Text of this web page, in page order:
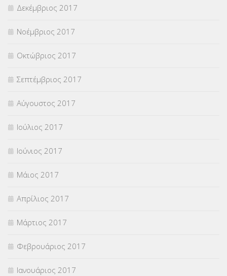
Δεκέμβριος 2017
Νοέμβριος 2017
Οκτώβριος 2017
Σεπτέμβριος 2017
Αύγουστος 2017
Ιούλιος 2017
Ιούνιος 2017
Μάιος 2017
Απρίλιος 2017
Μάρτιος 2017
Φεβρουάριος 2017
Ιανουάριος 2017